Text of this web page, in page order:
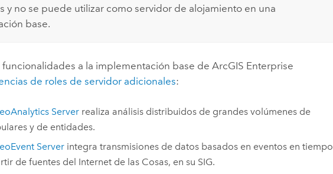
y no se puede utilizar como servidor de alojamiento en una
base.
a la implementación base deArcGIS Enterprise
de roles de servidor adicionales:
Serverrealiza análisis distribuidos de grandes volúmenes de
y de entidades.
Serverintegra transmisiones de datos basados en eventos en tiempo
de fuentes del Internet de las Cosas, en su SIG.